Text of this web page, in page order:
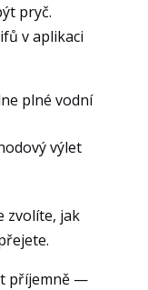
pryč.
v aplikaci
plné vodní
výlet
zvolíte, jak
příjemně —